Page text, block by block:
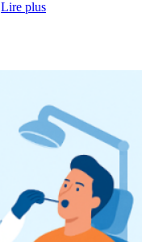
Lire plus